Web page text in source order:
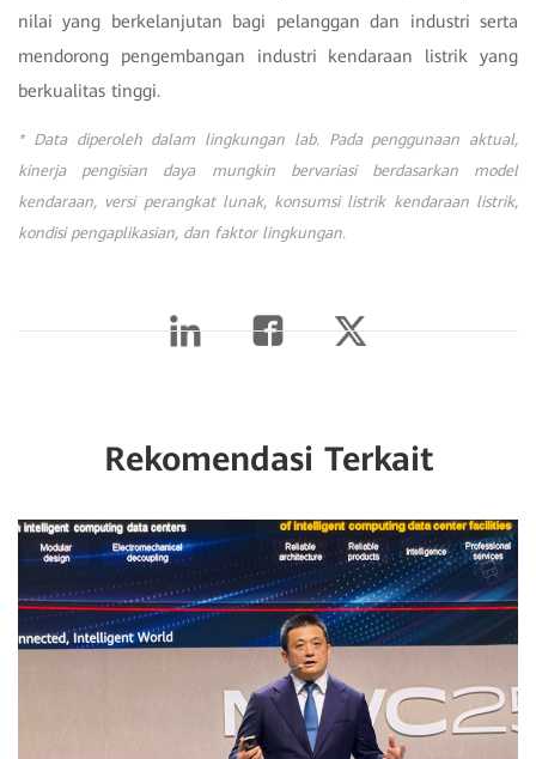
nilai yang berkelanjutan bagi pelanggan dan industri serta
mendorong pengembangan industri kendaraan listrik yang
berkualitas tinggi.
* Data diperoleh dalam lingkungan lab. Pada penggunaan aktual,
kinerja pengisian daya mungkin bervariasi berdasarkan model
kendaraan, versi perangkat lunak, konsumsi listrik kendaraan listrik,
kondisi pengaplikasian, dan faktor lingkungan.
Rekomendasi Terkait